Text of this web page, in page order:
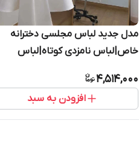
مدل جدید لباس مجلسی دخترانه
خاص|لباس نامزدی کوتاه|لباس
4,514,000
افزودن به سبد